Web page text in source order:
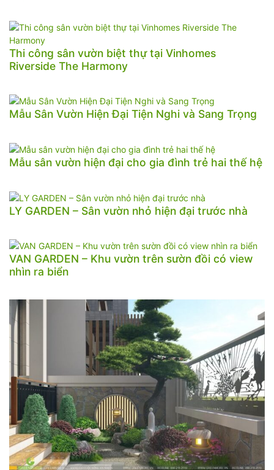
Thi công sân vườn biệt thự tại Vinhomes
Riverside The Harmony
Mẫu Sân Vườn Hiện Đại Tiện Nghi và Sang Trọng
Mẫu sân vườn hiện đại cho gia đình trẻ hai thế hệ
LY GARDEN – Sân vườn nhỏ hiện đại trước nhà
VAN GARDEN – Khu vườn trên sườn đồi có view
nhìn ra biển